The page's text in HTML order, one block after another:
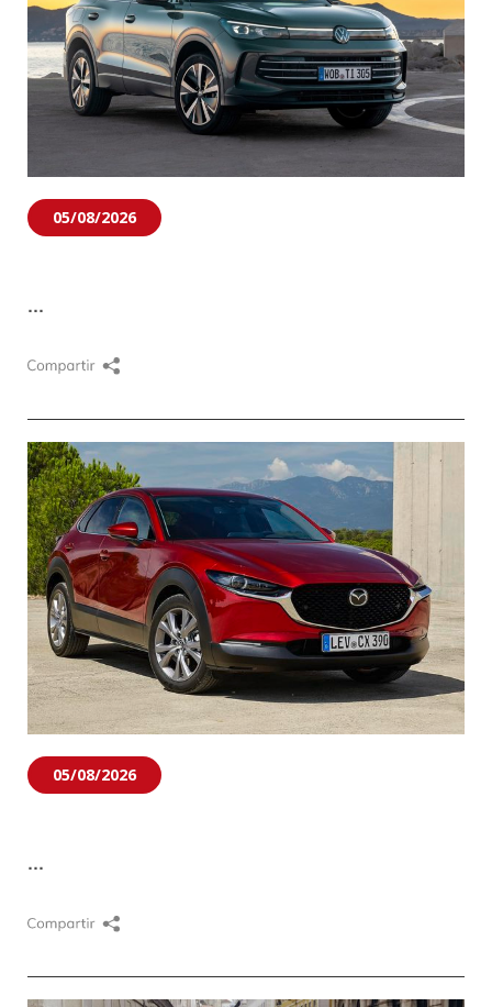
05/08/2026
...
05/08/2026
...